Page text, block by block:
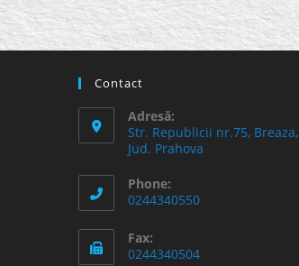
Contact
Adresă:
Str. Republicii nr.75, Breaza,
Jud. Prahova
Phone:
0244340550
Fax:
0244340504